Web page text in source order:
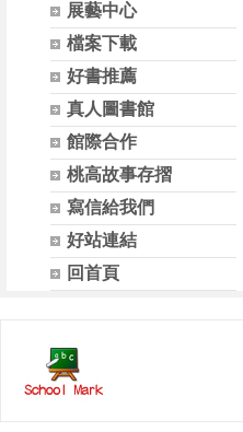
展藝中心
檔案下載
好書推薦
真人圖書館
館際合作
桃高故事存摺
寫信給我們
好站連結
回首頁